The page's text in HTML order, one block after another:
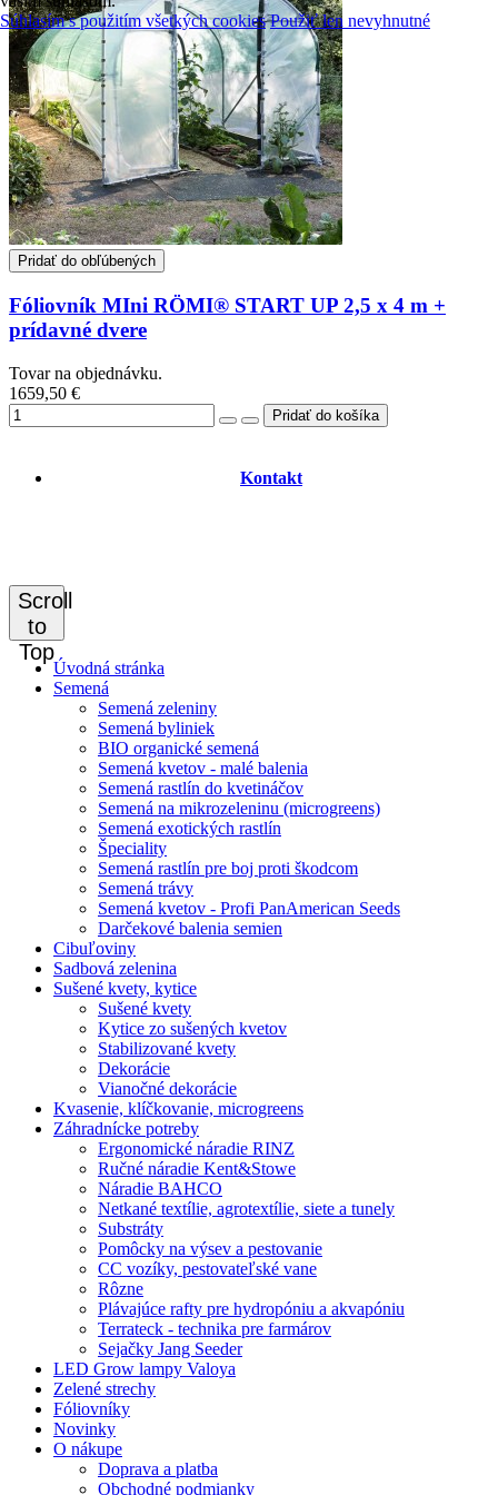
Pridať do obľúbených
Fóliovník MIni RÖMI® START UP 2,5 x 4 m +
prídavné dvere
Tovar na objednávku.
1659,50 €
Kontakt
Scroll
to
Top
Úvodná stránka
Semená
Semená zeleniny
Semená byliniek
BIO organické semená
Semená kvetov - malé balenia
Semená rastlín do kvetináčov
Semená na mikrozeleninu (microgreens)
Semená exotických rastlín
Špeciality
Semená rastlín pre boj proti škodcom
Semená trávy
Semená kvetov - Profi PanAmerican Seeds
Darčekové balenia semien
Cibuľoviny
Sadbová zelenina
Sušené kvety, kytice
Sušené kvety
Kytice zo sušených kvetov
Stabilizované kvety
Dekorácie
Vianočné dekorácie
Kvasenie, klíčkovanie, microgreens
Záhradnícke potreby
Ergonomické náradie RINZ
Ručné náradie Kent&Stowe
Náradie BAHCO
Netkané textílie, agrotextílie, siete a tunely
Substráty
Pomôcky na výsev a pestovanie
CC vozíky, pestovateľské vane
Rôzne
Plávajúce rafty pre hydropóniu a akvapóniu
Terrateck - technika pre farmárov
Sejačky Jang Seeder
LED Grow lampy Valoya
Zelené strechy
Fóliovníky
Novinky
O nákupe
Doprava a platba
Obchodné podmianky
Súhlasím s použitím všetkých cookies Použiť len nevyhnutné